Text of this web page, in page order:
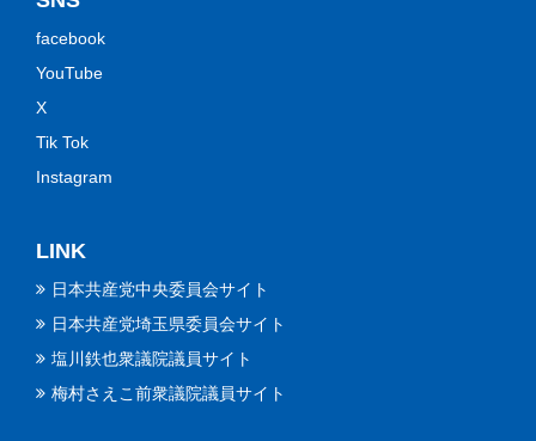
facebook
YouTube
X
Tik Tok
Instagram
LINK
日本共産党中央委員会サイト
日本共産党埼玉県委員会サイト
塩川鉄也衆議院議員サイト
梅村さえこ前衆議院議員サイト